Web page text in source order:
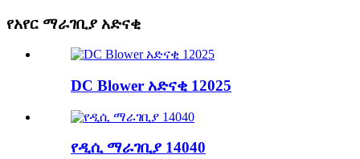
የአየር ማራገቢያ አድናቂ
DC Blower አድናቂ 12025
የዲሲ ማራገቢያ 14040